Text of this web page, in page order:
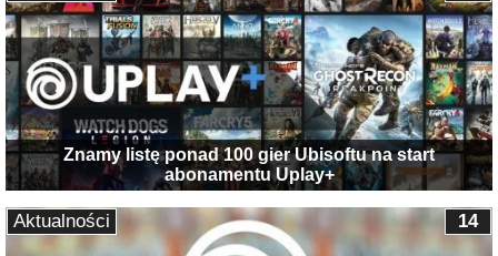
Znamy listę ponad 100 gier Ubisoftu na start
abonamentu Uplay+
14
Aktualności